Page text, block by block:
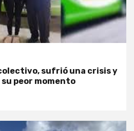
sufrió una crisis y
su peor momento